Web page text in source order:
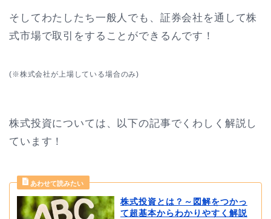
そしてわたしたち一般人でも、証券会社を通して株
式市場で取引をすることができるんです！
(※株式会社が上場している場合のみ)
株式投資については、以下の記事でくわしく解説し
ています！
株式投資とは？～図解をつかっ
て超基本からわかりやすく解説